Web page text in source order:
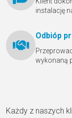
instalację
Odbióр
wykonaną
Każdy z naszych